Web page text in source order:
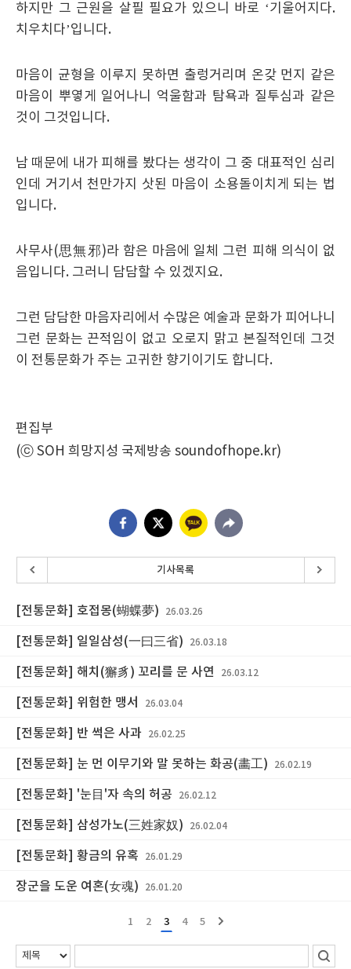
하지만 그 근원을 살필 필요가 있으니 바로 ‘기울어지다.
치우치다’입니다.
마음이 균형을 이루지 못하면 출렁거리며 온갖 먼지 같은
마음이 뿌옇게 일어나니 억울함과 탐욕과 질투심과 같은
것이 그것입니다.
남 때문에 내가 피해를 봤다는 생각이 그 중 대표적인 심리
인데 거기서 천만가지 삿된 마음이 소용돌이치게 되는 법
입니다.
사무사(思無邪 )라 함은 마음에 일체 그런 피해 의식이 없
음입니다. 그러니 담담할 수 있겠지요.
그런 담담한 마음자리에서 수많은 예술과 문화가 피어나니
그런 문화는 끈적임이 없고 오로지 맑고 본질적인데 그것
이 전통문화가 주는 고귀한 향기이기도 합니다.
편집부
(ⓒ SOH 희망지성 국제방송 soundofhope.kr)
기사목록
[전통문화] 호접몽(蝴蝶夢) 26.03.26
[전통문화] 일일삼성(一曰三省) 26.03.18
[전통문화] 해치(獬豸) 꼬리를 문 사연 26.03.12
[전통문화] 위험한 맹서 26.03.04
[전통문화] 반 썩은 사과 26.02.25
[전통문화] 눈 먼 이무기와 말 못하는 화공(畵工) 26.02.19
[전통문화] '눈目'자 속의 허공 26.02.12
[전통문화] 삼성가노(三姓家奴) 26.02.04
[전통문화] 황금의 유혹 26.01.29
장군을 도운 여혼(女魂) 26.01.20
1 2 3 4 5